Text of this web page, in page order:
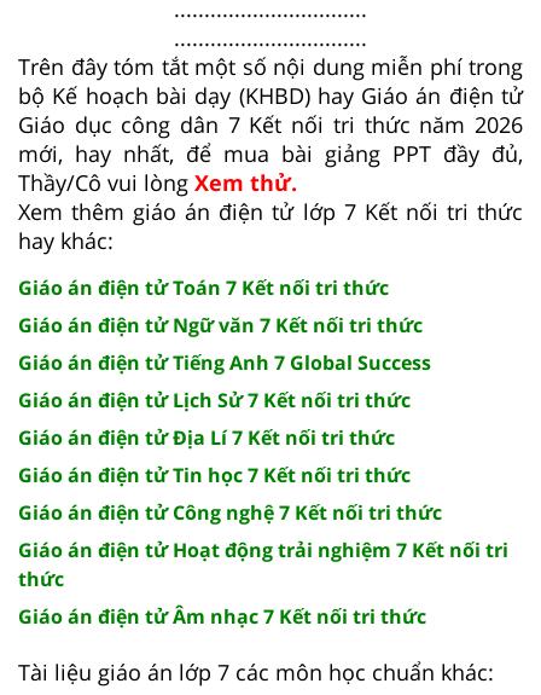
................................
................................
Trên đây tóm tắt một số nội dung miễn phí trong
bộ Kế hoạch bài dạy (KHBD) hay Giáo án điện tử
Giáo dục công dân 7 Kết nối tri thức năm 2026
mới, hay nhất, để mua bài giảng PPT đầy đủ,
Thầy/Cô vui lòng Xem thử.
Xem thêm giáo án điện tử lớp 7 Kết nối tri thức
hay khác:
Giáo án điện tử Toán 7 Kết nối tri thức
Giáo án điện tử Ngữ văn 7 Kết nối tri thức
Giáo án điện tử Tiếng Anh 7 Global Success
Giáo án điện tử Lịch Sử 7 Kết nối tri thức
Giáo án điện tử Địa Lí 7 Kết nối tri thức
Giáo án điện tử Tin học 7 Kết nối tri thức
Giáo án điện tử Công nghệ 7 Kết nối tri thức
Giáo án điện tử Hoạt động trải nghiệm 7 Kết nối tri
thức
Giáo án điện tử Âm nhạc 7 Kết nối tri thức
Tài liệu giáo án lớp 7 các môn học chuẩn khác: